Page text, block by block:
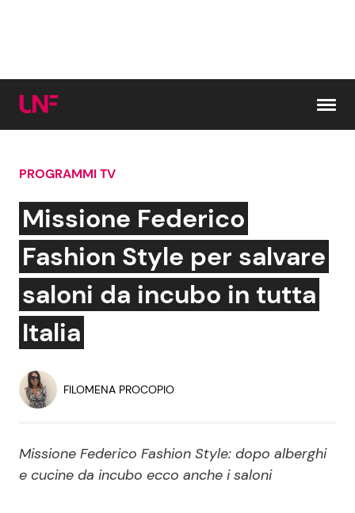
Cerca:
News e Cronaca
Attualità Italiana
Dal Mondo
Economia
Persone Scomparse
Politica
Gossip e TV
Bellezze VIP
Reality e Talent
PROGRAMMI TV
Missione Federico
Fashion Style per salvare
saloni da incubo in tutta
Italia
FILOMENA PROCOPIO
Missione Federico Fashion Style: dopo alberghi
e cucine da incubo ecco anche i saloni